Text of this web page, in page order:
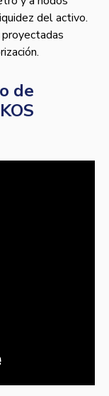
del activo.
de